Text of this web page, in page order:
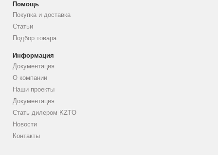
Помощь
Покупка и доставка
Статьи
Подбор товара
Информация
Документация
О компании
Наши проекты
Документация
Стать дилером KZTO
Новости
Контакты